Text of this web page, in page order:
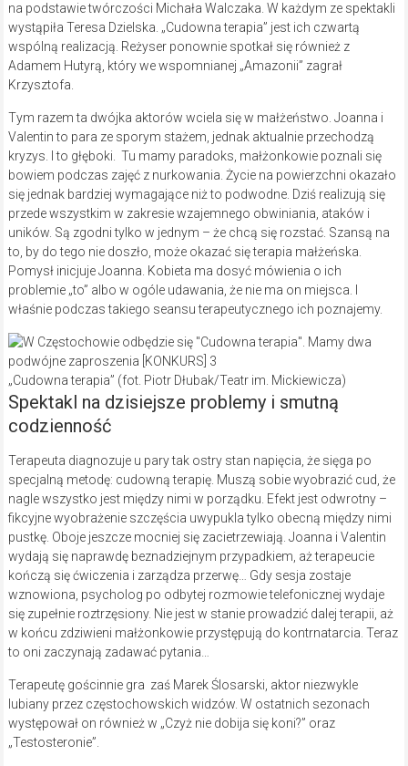
na podstawie twórczości Michała Walczaka. W każdym ze spektakli
wystąpiła Teresa Dzielska. „Cudowna terapia” jest ich czwartą
wspólną realizacją. Reżyser ponownie spotkał się również z
Adamem Hutyrą, który we wspomnianej „Amazonii” zagrał
Krzysztofa.
Tym razem ta dwójka aktorów wciela się w małżeństwo. Joanna i
Valentin to para ze sporym stażem, jednak aktualnie przechodzą
kryzys. I to głęboki. Tu mamy paradoks, małżonkowie poznali się
bowiem podczas zajęć z nurkowania. Życie na powierzchni okazało
się jednak bardziej wymagające niż to podwodne. Dziś realizują się
przede wszystkim w zakresie wzajemnego obwiniania, ataków i
uników. Są zgodni tylko w jednym – że chcą się rozstać. Szansą na
to, by do tego nie doszło, może okazać się terapia małżeńska.
Pomysł inicjuje Joanna. Kobieta ma dosyć mówienia o ich
problemie „to” albo w ogóle udawania, że nie ma on miejsca. I
właśnie podczas takiego seansu terapeutycznego ich poznajemy.
„Cudowna terapia” (fot. Piotr Dłubak/Teatr im. Mickiewicza)
Spektakl na dzisiejsze problemy i smutną
codzienność
Terapeuta diagnozuje u pary tak ostry stan napięcia, że sięga po
specjalną metodę: cudowną terapię. Muszą sobie wyobrazić cud, że
nagle wszystko jest między nimi w porządku. Efekt jest odwrotny –
fikcyjne wyobrażenie szczęścia uwypukla tylko obecną między nimi
pustkę. Oboje jeszcze mocniej się zacietrzewiają. Joanna i Valentin
wydają się naprawdę beznadziejnym przypadkiem, aż terapeucie
kończą się ćwiczenia i zarządza przerwę… Gdy sesja zostaje
wznowiona, psycholog po odbytej rozmowie telefonicznej wydaje
się zupełnie roztrzęsiony. Nie jest w stanie prowadzić dalej terapii, aż
w końcu zdziwieni małżonkowie przystępują do kontrnatarcia. Teraz
to oni zaczynają zadawać pytania…
Terapeutę gościnnie gra zaś Marek Ślosarski, aktor niezwykle
lubiany przez częstochowskich widzów. W ostatnich sezonach
występował on również w „Czyż nie dobija się koni?” oraz
„Testosteronie”.